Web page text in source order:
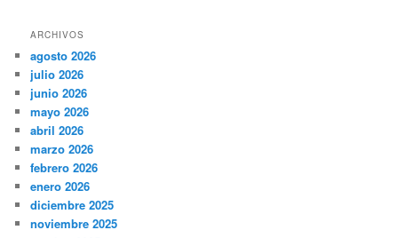
ARCHIVOS
agosto 2026
julio 2026
junio 2026
mayo 2026
abril 2026
marzo 2026
febrero 2026
enero 2026
diciembre 2025
noviembre 2025